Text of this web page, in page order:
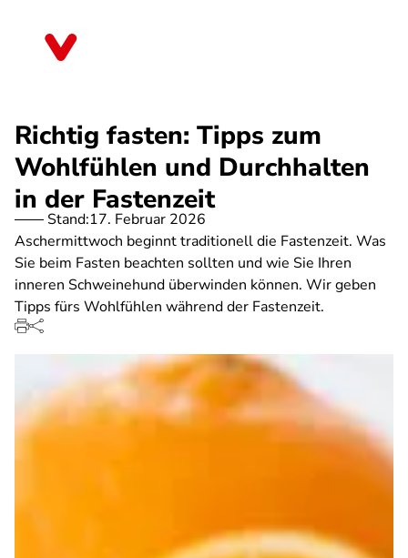
Richtig fasten: Tipps zum
Wohlfühlen und Durchhalten
in der Fastenzeit
Stand:17. Februar 2026
Aschermittwoch beginnt traditionell die Fastenzeit. Was
Sie beim Fasten beachten sollten und wie Sie Ihren
inneren Schweinehund überwinden können. Wir geben
Tipps fürs Wohlfühlen während der Fastenzeit.